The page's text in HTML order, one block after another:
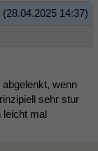
(28.04.2025 14:37)
wenn
sehr stur
leicht mal